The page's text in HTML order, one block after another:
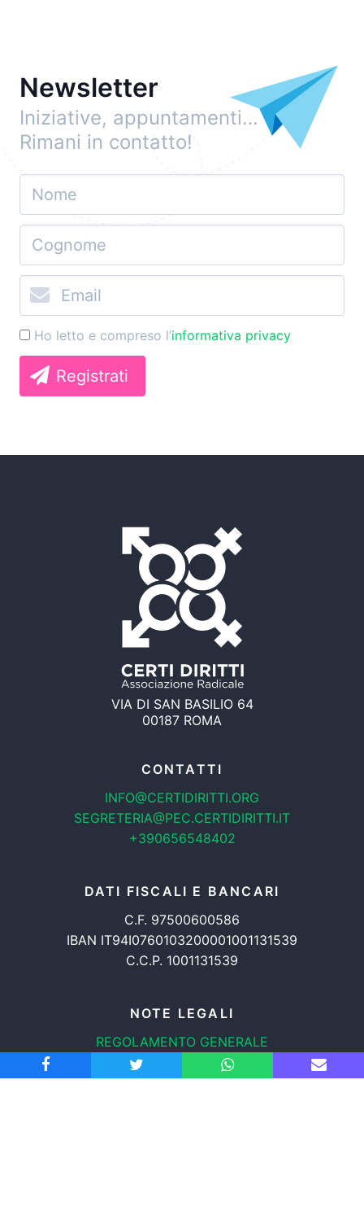
Newsletter
Iniziative, appuntamenti…
Rimani in contatto!
Ho letto e compreso l’informativa privacy
Registrati
VIA DI SAN BASILIO 64
00187 ROMA
CONTATTI
INFO@CERTIDIRITTI.ORG
SEGRETERIA@PEC.CERTIDIRITTI.IT
+390656548402
DATI FISCALI E BANCARI
C.F. 97500600586
IBAN IT94I0760103200001001131539
C.C.P. 1001131539
NOTE LEGALI
REGOLAMENTO GENERALE
PROTEZIONE DATI
INFORMATIVA COOKIES